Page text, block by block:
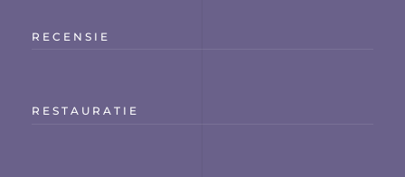
RECENSIE
RESTAURATIE